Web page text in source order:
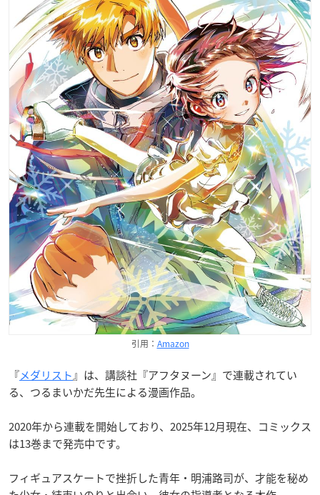
引用： Amazon
『メダリスト』は、講談社『アフタヌーン』で連載されてい
る、つるまいかだ先生による漫画作品。
2020年から連載を開始しており、2025年12月現在、コミックス
は13巻まで発売中です。
フィギュアスケートで挫折した青年・明浦路司が、才能を秘め